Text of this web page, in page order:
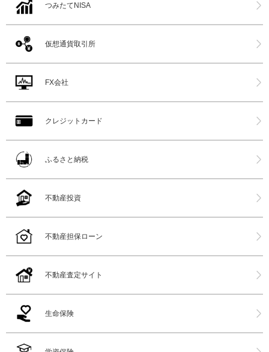
つみたてNISA
仮想通貨取引所
FX会社
クレジットカード
ふるさと納税
不動産投資
不動産担保ローン
不動産査定サイト
生命保険